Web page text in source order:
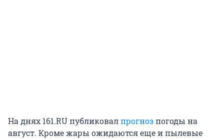
На днях 161.RU публиковалпрогнозпогоды на
август. Кроме жары ожидаются еще и пылевые